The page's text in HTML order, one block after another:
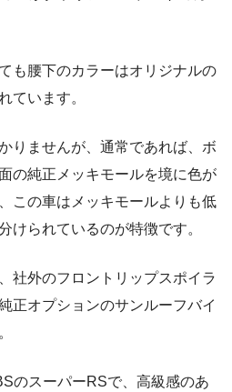
も腰下のカラーはオリジナルの
ています。
りませんが、通常であれば、ボ
の純正メッキモールを境に色が
この車はメッキモールよりも低
けられているのが特徴です。
社外のフロントリップスポイラ
正オプションのサンルーフバイ
のスーパーRSで、高級感のあ